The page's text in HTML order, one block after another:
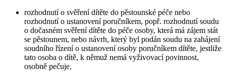
rozhodnutí o svěření dítěte do pěstounské péče nebo
rozhodnutí o ustanovení poručníkem, popř. rozhodnutí soudu
o dočasném svěření dítěte do péče osoby, která má zájem stát
se pěstounem, nebo návrh, který byl podán soudu na zahájení
soudního řízení o ustanovení osoby poručníkem dítěte, jestliže
tato osoba o dítě, k němuž nemá vyživovací povinnost,
osobně pečuje,